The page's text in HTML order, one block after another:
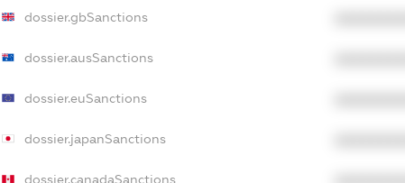
dossier.gbSanctions
dossier.ausSanctions
dossier.euSanctions
dossier.japanSanctions
dossier.canadaSanctions